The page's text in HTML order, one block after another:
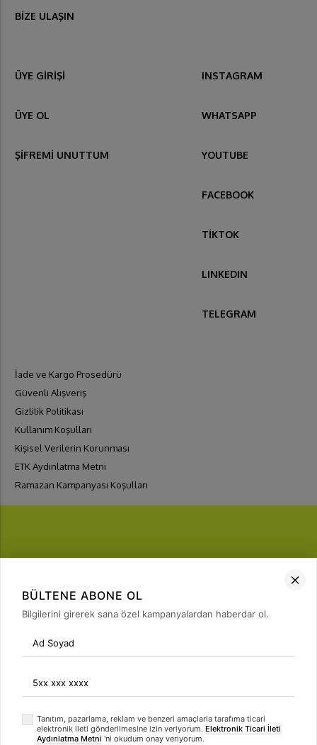
BİZE ULAŞIN
ÜYE GİRİŞİ
ÜYE OL
ŞİFREMİ UNUTTUM
INSTAGRAM
WHATSAPP
YOUTUBE
FACEBOOK
TİKTOK
LINKEDIN
TELEGRAM
İade ve Kargo Prosedürü
Güvenli Alışveriş
Gizlilik Politikası
Kullanım Koşulları
Kişisel Verilerin Korunması
ETK Aydınlatma Metni
Ramazan Kampanyası Koşulları
FIRSATLARI YAKALA
Bülten Üyeliği
arrow_forward
BÜLTENE ABONE OL
Bilgilerini girerek sana özel kampanyalardan haberdar ol.
Tanıtım, pazarlama, reklam ve benzeri amaçlarla tarafıma ticari
elektronik ileti gönderilmesine izin veriyorum. Elektronik Ticari İleti
Aydınlatma Metni 'ni okudum onay veriyorum.